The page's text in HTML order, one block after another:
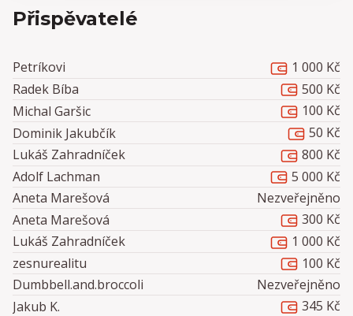
Přispěvatelé
Petríkovi
1 000 Kč
Radek Bíba
500 Kč
Michal Garšic
100 Kč
Dominik Jakubčík
50 Kč
Lukáš Zahradníček
800 Kč
Adolf Lachman
5 000 Kč
Aneta Marešová
Nezveřejněno
Aneta Marešová
300 Kč
Lukáš Zahradníček
1 000 Kč
zesnurealitu
100 Kč
Dumbbell.and.broccoli
Nezveřejněno
Jakub K.
345 Kč